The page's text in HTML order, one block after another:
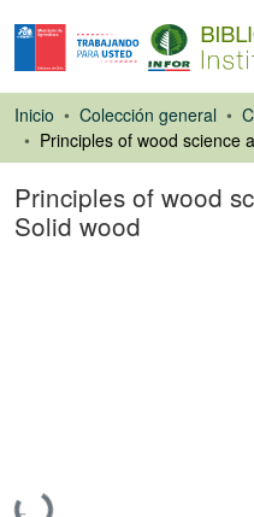
Inicio Colección general
Principles of wood
Solid wood
Cargando...